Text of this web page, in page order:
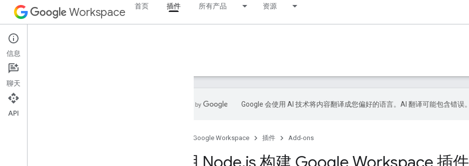
Workspace 首页 插件 所有产品 资源
Add-ons
概览
Google 会使用 AI 技术将内容翻译成您偏好的语言。AI 翻译可能包含错误。
Google Workspace 插件 Add-ons
使用 Node.js 构建 Google Workspace 插件
信息
聊天
API